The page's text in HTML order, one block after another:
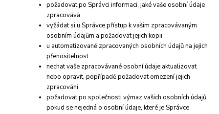
požadovat po Správci informaci, jaké vaše osobní údaje
zpracovává
vyžádat si u Správce přístup k vašim zpracovávaným
osobním údajům a požadovat jejich kopii
u automatizovaně zpracovaných osobních údajů na jejich
přenositelnost
nechat vaše zpracovávané osobní údaje aktualizovat
nebo opravit, popřípadě požadovat omezení jejich
zpracování
požadovat po společnosti výmaz vašich osobních údajů,
pokud se nejedná o osobní údaje, které je Správce